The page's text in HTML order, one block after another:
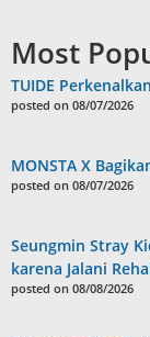
Most
TUIDE
posted on 08/07/2026
MONSTA X
posted on 08/07/2026
Seungmin Stray
karena Jalani
posted on 08/08/2026